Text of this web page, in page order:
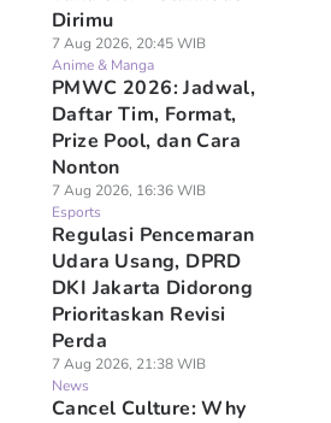
Dirimu
7 Aug 2026, 20:45 WIB
Anime & Manga
PMWC 2026: Jadwal,
Daftar Tim, Format,
Prize Pool, dan Cara
Nonton
7 Aug 2026, 16:36 WIB
Esports
Regulasi Pencemaran
Udara Usang, DPRD
DKI Jakarta Didorong
Prioritaskan Revisi
Perda
7 Aug 2026, 21:38 WIB
News
Cancel Culture: Why